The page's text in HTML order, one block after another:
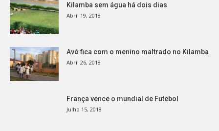
Kilamba sem água há dois dias
Abril 19, 2018
Avó fica com o menino maltrado no Kilamba
Abril 26, 2018
França vence o mundial de Futebol
Julho 15, 2018